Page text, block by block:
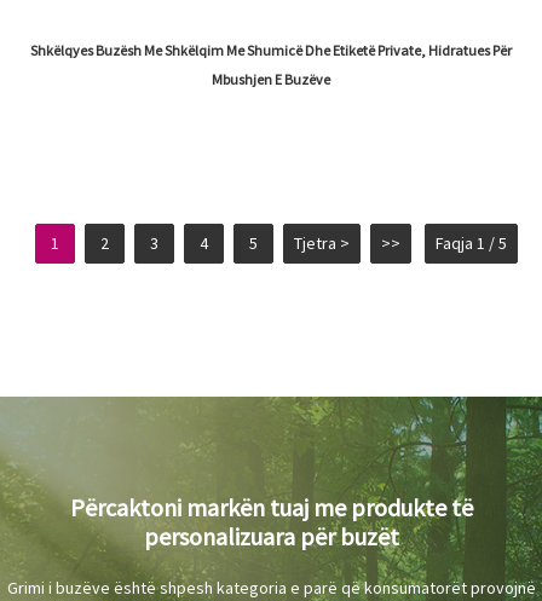
Shkëlqyes Buzësh Me Shkëlqim Me Shumicë Dhe Etiketë Private, Hidratues Për
Mbushjen E Buzëve
1 2 3 4 5 Tjetra > >> Faqja 1 / 5
Përcaktoni markën tuaj me produkte të
personalizuara për buzët
Grimi i buzëve është shpesh kategoria e parë që konsumatorët provojnë